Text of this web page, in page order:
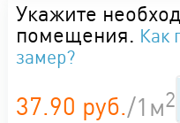
Укажите
помещения. Как
замер?
37.90 руб./1м2